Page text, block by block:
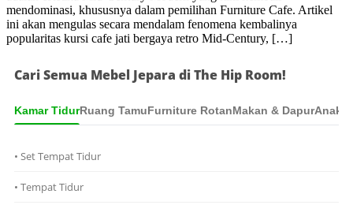
mendominasi, khususnya dalam pemilihan Furniture Cafe. Artikel
ini akan mengulas secara mendalam fenomena kembalinya
popularitas kursi cafe jati bergaya retro Mid-Century, […]
Cari Semua Mebel Jepara di The Hip Room!
Kamar TidurRuang TamuFurniture RotanMakan & DapurAnak
• Set Tempat Tidur
• Tempat Tidur